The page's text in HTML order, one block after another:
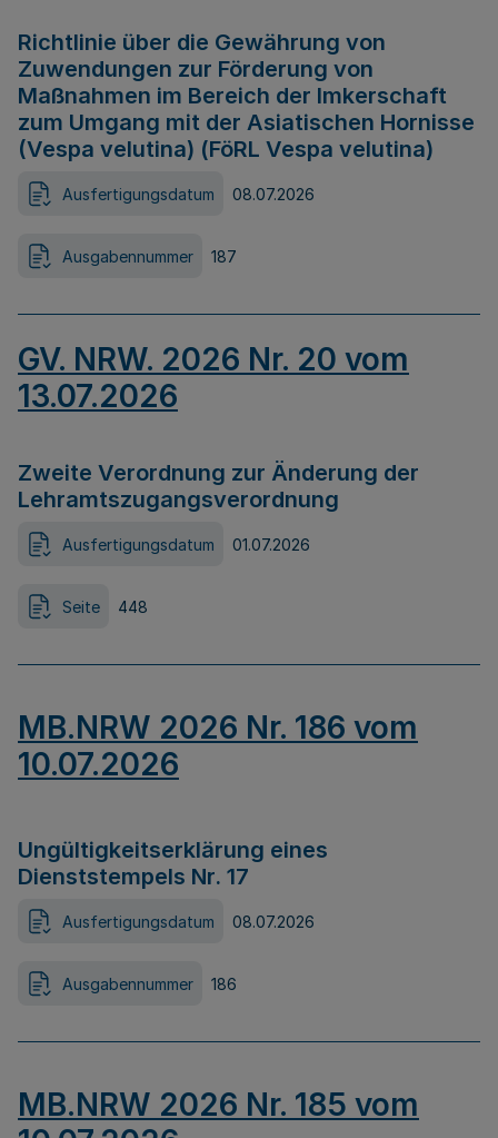
Richtlinie über die Gewährung von
Zuwendungen zur Förderung von
Maßnahmen im Bereich der Imkerschaft
zum Umgang mit der Asiatischen Hornisse
(Vespa velutina) (FöRL Vespa velutina)
Ausfertigungsdatum 08.07.2026
Ausgabennummer 187
GV. NRW. 2026 Nr. 20 vom
13.07.2026
Zweite Verordnung zur Änderung der
Lehramtszugangsverordnung
Ausfertigungsdatum 01.07.2026
Seite 448
MB.NRW 2026 Nr. 186 vom
10.07.2026
Ungültigkeitserklärung eines
Dienststempels Nr. 17
Ausfertigungsdatum 08.07.2026
Ausgabennummer 186
MB.NRW 2026 Nr. 185 vom